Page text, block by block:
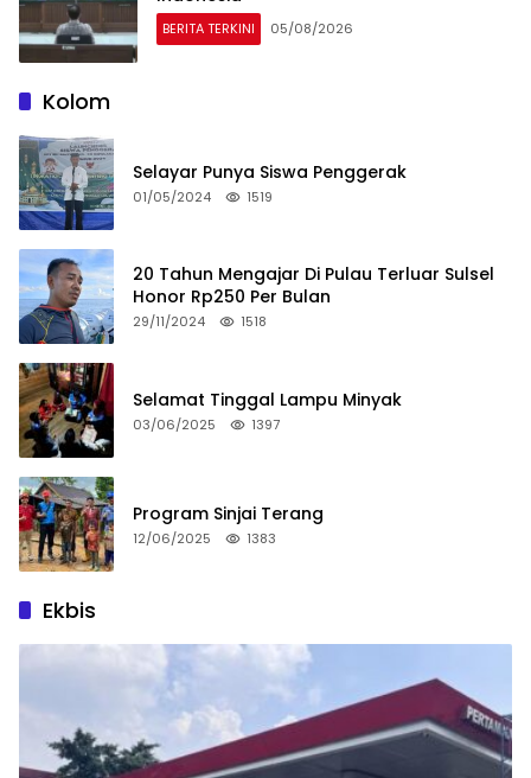
BERITA TERKINI 05/08/2026
Kolom
Selayar Punya Siswa Penggerak
01/05/2024 1519
20 Tahun Mengajar Di Pulau Terluar Sulsel
Honor Rp250 Per Bulan
29/11/2024 1518
Selamat Tinggal Lampu Minyak
03/06/2025 1397
Program Sinjai Terang
12/06/2025 1383
Ekbis